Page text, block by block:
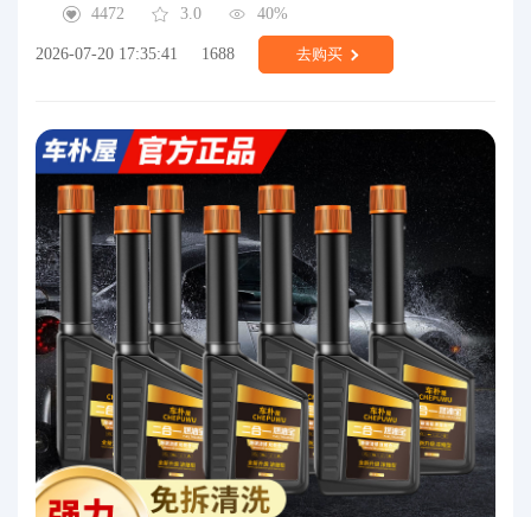
4472
3.0 40%
2026-07-20 17:35:41 1688 去购买